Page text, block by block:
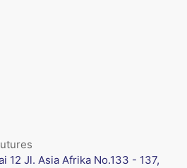
12 Jl. Asia Afrika No.133 - 137,